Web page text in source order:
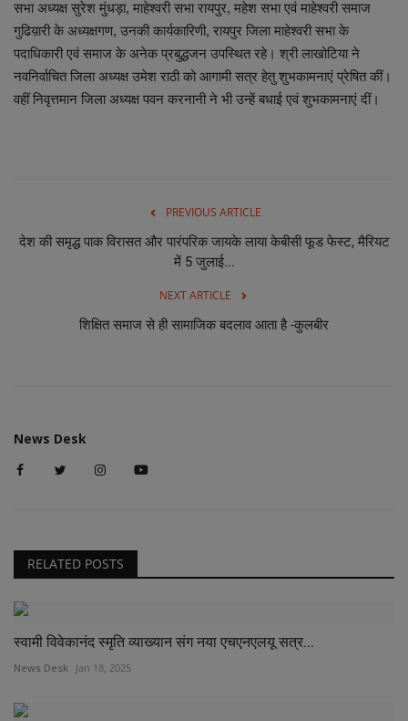
छत्तीसगढ़ इतिहास
मनोरंजन
सभा अध्यक्ष सुरेश मुंधड़ा, माहेश्वरी सभा रायपुर, महेश सभा एवं माहेश्वरी समाज
गुढिय़ारी के अध्यक्षगण, उनकी कार्यकारिणी, रायपुर जिला माहेश्वरी सभा के
पदाधिकारी एवं समाज के अनेक प्रबुद्धजन उपस्थित रहे। श्री लाखोटिया ने
नवनिर्वाचित जिला अध्यक्ष उमेश राठी को आगामी सत्र हेतु शुभकामनाएं प्रेषित कीं।
वहीं निवृत्तमान जिला अध्यक्ष पवन करनानी ने भी उन्हें बधाई एवं शुभकामनाएं दीं।
PREVIOUS ARTICLE
देश की समृद्ध पाक विरासत और पारंपरिक जायके लाया केबीसी फूड फेस्ट, मैरियट
में 5 जुलाई...
NEXT ARTICLE
शिक्षित समाज से ही सामाजिक बदलाव आता है -कुलबीर
News Desk
RELATED POSTS
स्वामी विवेकानंद स्मृति व्याख्यान संग नया एचएनएलयू सत्र...
News Desk Jan 18, 2025